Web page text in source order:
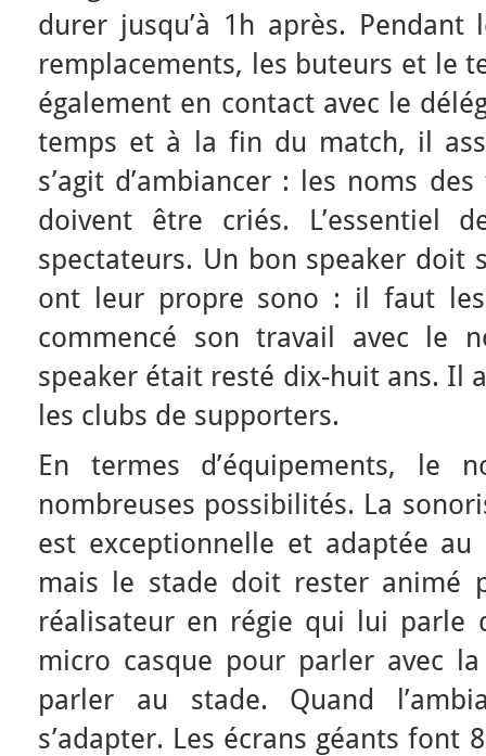
durer jusqu’à 1h après.
remplacements, les buteurs et le
également en contact avec le
temps et à la fin du match, il
s’agit d’ambiancer : les noms
doivent être criés. L’essentiel
spectateurs. Un bon speaker doit
ont leur propre sono : il faut
commencé son travail avec le
speaker était resté dix-huit ans. Il
les clubs de supporters.
En termes d’équipements, le
nombreuses possibilités. La
est exceptionnelle et adaptée
mais le stade doit rester animé
réalisateur en régie qui lui parle
micro casque pour parler avec
parler au stade. Quand
s’adapter. Les écrans géants font